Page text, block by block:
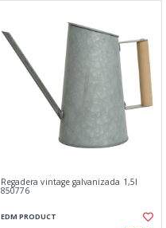
Regadera vintage galvanizada 1,5l
850776
EDM PRODUCT